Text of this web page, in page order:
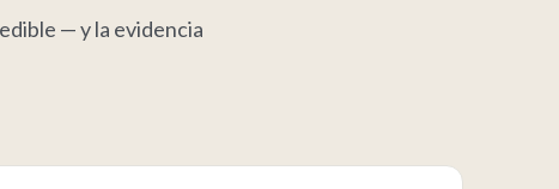
— y la evidencia